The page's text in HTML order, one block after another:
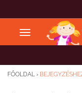
FŐOLDAL ›